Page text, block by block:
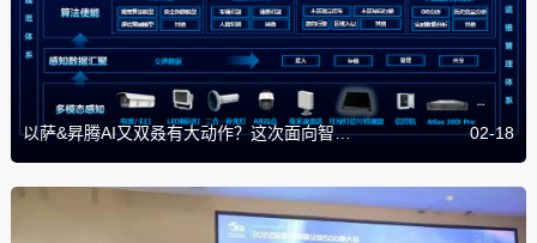
以萨&昇腾AI又双叒有大动作？这次面向智慧交通交出创新答卷！ 02-18